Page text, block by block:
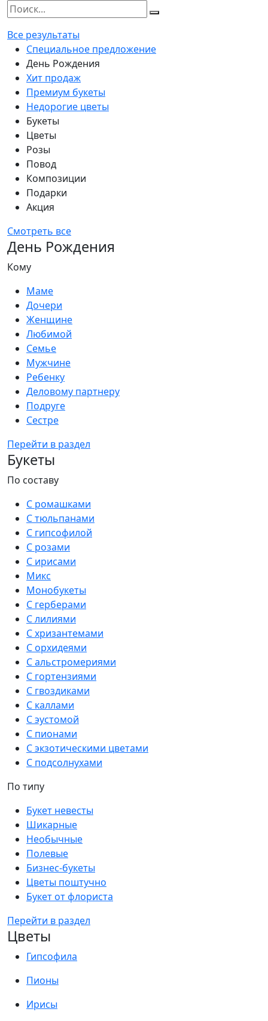
Все результаты
Специальное предложение
День Рождения
Хит продаж
Премиум букеты
Недорогие цветы
Букеты
Цветы
Розы
Повод
Композиции
Подарки
Акция
Смотреть все
День Рождения
Кому
Маме
Дочери
Женщине
Любимой
Семье
Мужчине
Ребенку
Деловому партнеру
Подруге
Сестре
Перейти в раздел
Букеты
По составу
С ромашками
С тюльпанами
С гипсофилой
С розами
С ирисами
Микс
Монобукеты
С герберами
С лилиями
С хризантемами
С орхидеями
С альстромериями
С гортензиями
С гвоздиками
С каллами
С эустомой
С пионами
С экзотическими цветами
С подсолнухами
По типу
Букет невесты
Шикарные
Необычные
Полевые
Бизнес-букеты
Цветы поштучно
Букет от флориста
Перейти в раздел
Цветы
Гипсофила
Пионы
Ирисы